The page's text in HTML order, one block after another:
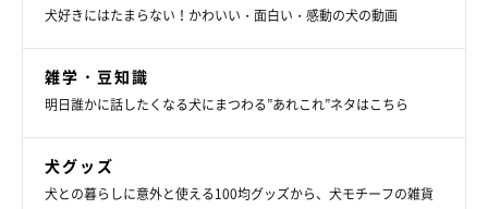
犬好きにはたまらない！かわいい・面白い・感動の犬の動画
雑学・豆知識
明日誰かに話したくなる犬にまつわる”あれこれ”ネタはこちら
犬グッズ
犬との暮らしに意外と使える100均グッズから、犬モチーフの雑貨